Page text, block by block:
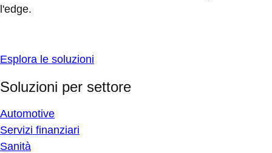
l'edge.
Esplora le soluzioni
Soluzioni per settore
Automotive
Servizi finanziari
Sanità